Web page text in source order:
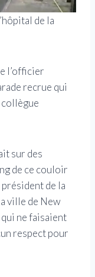
de la
l’officier
recrue qui
collègue
sur des
de ce couloir
de la
ville de New
qui ne faisaient
respect pour